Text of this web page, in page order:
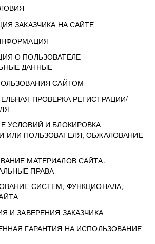
ЗАКАЗЧИКА НА САЙТЕ
О ПОЛЬЗОВАТЕЛЕ
ДАННЫЕ
САЙТОМ
ПРОВЕРКА РЕГИСТРАЦИИ/
УСЛОВИЙ И БЛОКИРОВКА
ИЛИ ПОЛЬЗОВАТЕЛЯ, ОБЖАЛОВАНИЕ
МАТЕРИАЛОВ САЙТА.
ПРАВА
СИСТЕМ, ФУНКЦИОНАЛА,
И ЗАВЕРЕНИЯ ЗАКАЗЧИКА
ГАРАНТИЯ НА ИСПОЛЬЗОВАНИЕ